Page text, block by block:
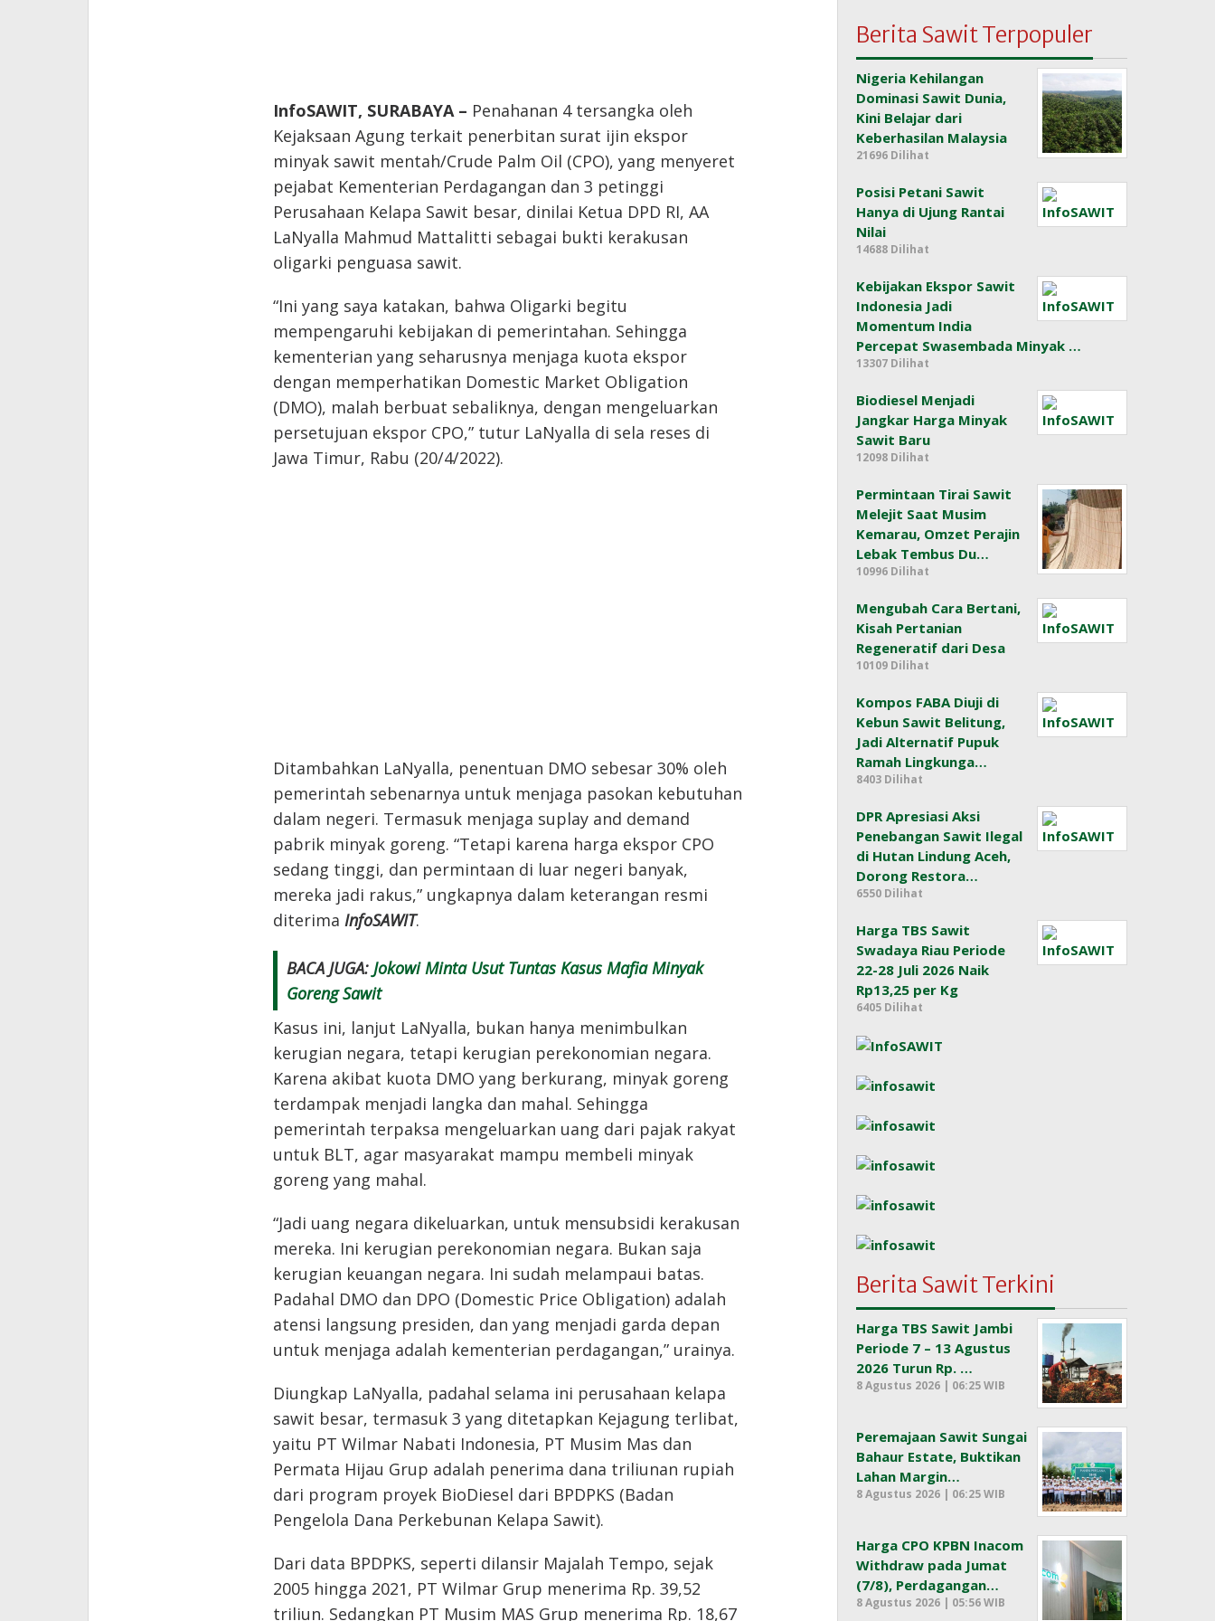
InfoSAWIT, SURABAYA – Penahanan 4 tersangka oleh
Kejaksaan Agung terkait penerbitan surat ijin ekspor
minyak sawit mentah/Crude Palm Oil (CPO), yang menyeret
pejabat Kementerian Perdagangan dan 3 petinggi
Perusahaan Kelapa Sawit besar, dinilai Ketua DPD RI, AA
LaNyalla Mahmud Mattalitti sebagai bukti kerakusan
oligarki penguasa sawit.
“Ini yang saya katakan, bahwa Oligarki begitu
mempengaruhi kebijakan di pemerintahan. Sehingga
kementerian yang seharusnya menjaga kuota ekspor
dengan memperhatikan Domestic Market Obligation
(DMO), malah berbuat sebaliknya, dengan mengeluarkan
persetujuan ekspor CPO,” tutur LaNyalla di sela reses di
Jawa Timur, Rabu (20/4/2022).
Ditambahkan LaNyalla, penentuan DMO sebesar 30% oleh
pemerintah sebenarnya untuk menjaga pasokan kebutuhan
dalam negeri. Termasuk menjaga suplay and demand
pabrik minyak goreng. “Tetapi karena harga ekspor CPO
sedang tinggi, dan permintaan di luar negeri banyak,
mereka jadi rakus,” ungkapnya dalam keterangan resmi
diterima InfoSAWIT.
BACA JUGA: Jokowi Minta Usut Tuntas Kasus Mafia Minyak
Goreng Sawit
Kasus ini, lanjut LaNyalla, bukan hanya menimbulkan
kerugian negara, tetapi kerugian perekonomian negara.
Karena akibat kuota DMO yang berkurang, minyak goreng
terdampak menjadi langka dan mahal. Sehingga
pemerintah terpaksa mengeluarkan uang dari pajak rakyat
untuk BLT, agar masyarakat mampu membeli minyak
goreng yang mahal.
“Jadi uang negara dikeluarkan, untuk mensubsidi kerakusan
mereka. Ini kerugian perekonomian negara. Bukan saja
kerugian keuangan negara. Ini sudah melampaui batas.
Padahal DMO dan DPO (Domestic Price Obligation) adalah
atensi langsung presiden, dan yang menjadi garda depan
untuk menjaga adalah kementerian perdagangan,” urainya.
Diungkap LaNyalla, padahal selama ini perusahaan kelapa
sawit besar, termasuk 3 yang ditetapkan Kejagung terlibat,
yaitu PT Wilmar Nabati Indonesia, PT Musim Mas dan
Permata Hijau Grup adalah penerima dana triliunan rupiah
dari program proyek BioDiesel dari BPDPKS (Badan
Pengelola Dana Perkebunan Kelapa Sawit).
Dari data BPDPKS, seperti dilansir Majalah Tempo, sejak
2005 hingga 2021, PT Wilmar Grup menerima Rp. 39,52
triliun. Sedangkan PT Musim MAS Grup menerima Rp. 18,67
Berita Sawit Terpopuler
Nigeria Kehilangan
Dominasi Sawit Dunia,
Kini Belajar dari
Keberhasilan Malaysia
21696 Dilihat
Posisi Petani Sawit
Hanya di Ujung Rantai
Nilai
14688 Dilihat
Kebijakan Ekspor Sawit
Indonesia Jadi
Momentum India
Percepat Swasembada Minyak …
13307 Dilihat
Biodiesel Menjadi
Jangkar Harga Minyak
Sawit Baru
12098 Dilihat
Permintaan Tirai Sawit
Melejit Saat Musim
Kemarau, Omzet Perajin
Lebak Tembus Du…
10996 Dilihat
Mengubah Cara Bertani,
Kisah Pertanian
Regeneratif dari Desa
10109 Dilihat
Kompos FABA Diuji di
Kebun Sawit Belitung,
Jadi Alternatif Pupuk
Ramah Lingkunga…
8403 Dilihat
DPR Apresiasi Aksi
Penebangan Sawit Ilegal
di Hutan Lindung Aceh,
Dorong Restora…
6550 Dilihat
Harga TBS Sawit
Swadaya Riau Periode
22-28 Juli 2026 Naik
Rp13,25 per Kg
6405 Dilihat
Berita Sawit Terkini
Harga TBS Sawit Jambi
Periode 7 – 13 Agustus
2026 Turun Rp. …
8 Agustus 2026 | 06:25 WIB
Peremajaan Sawit Sungai
Bahaur Estate, Buktikan
Lahan Margin…
8 Agustus 2026 | 06:25 WIB
Harga CPO KPBN Inacom
Withdraw pada Jumat
(7/8), Perdagangan…
8 Agustus 2026 | 05:56 WIB